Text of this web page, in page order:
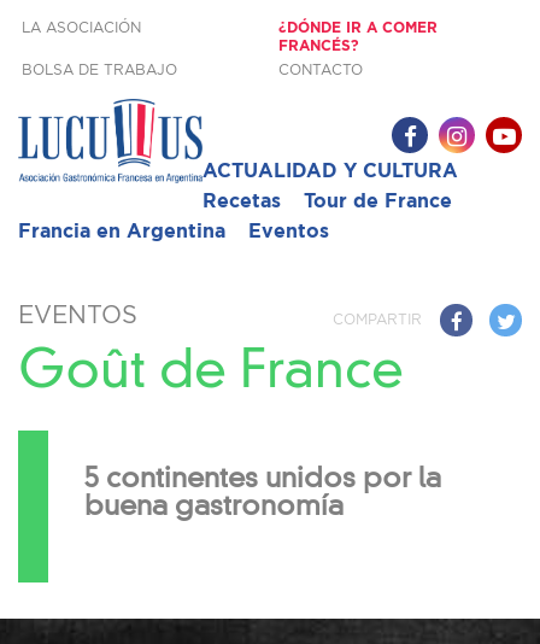
LA ASOCIACIÓN
¿DÓNDE IR A COMER
FRANCÉS?
BOLSA DE TRABAJO
CONTACTO
ACTUALIDAD Y CULTURA
Recetas
Tour de France
Francia en Argentina
Eventos
COMPARTIR
EVENTOS
Goût de France
5 continentes unidos por la
buena gastronomía